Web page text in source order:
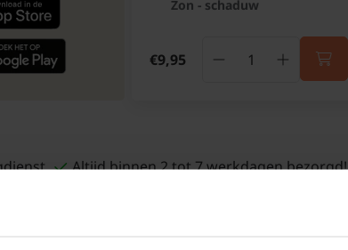
Zon - schaduw
€9,95
Altijd binnen 2 tot 7 werkdagen bezorgd!